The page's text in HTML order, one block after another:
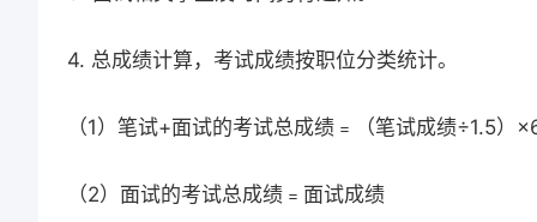
4. 总成绩计算，考试成绩按职位分类统计。
（1）笔试+面试的考试总成绩﹦（笔试成绩÷1.5）
（2）面试的考试总成绩﹦面试成绩